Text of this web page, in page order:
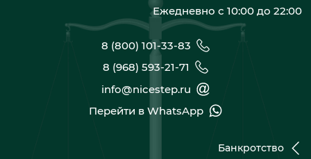
Ежедневно с 10:00 до 22:00
8 (800) 101-33-83
8 (968) 593-21-71
info@nicestep.ru
Перейти в WhatsApp
Банкротство